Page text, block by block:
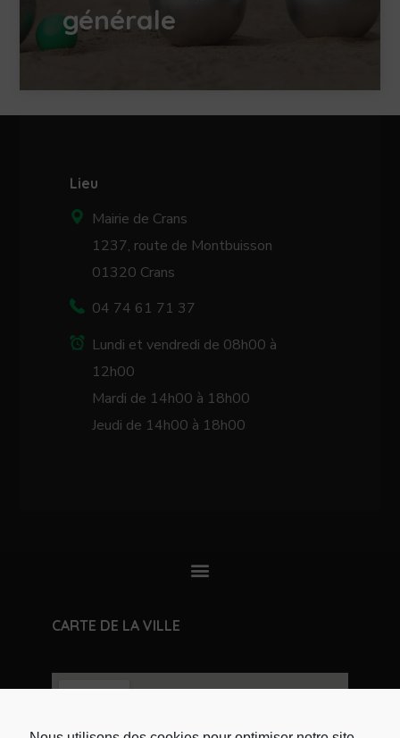
générale
Lieu
Mairie de Crans
1237, route de Montbuisson
01320 Crans
04 74 61 71 37
Lundi et vendredi de 08h00 à
12h00
Mardi de 14h00 à 18h00
Jeudi de 14h00 à 18h00
CARTE DE LA VILLE